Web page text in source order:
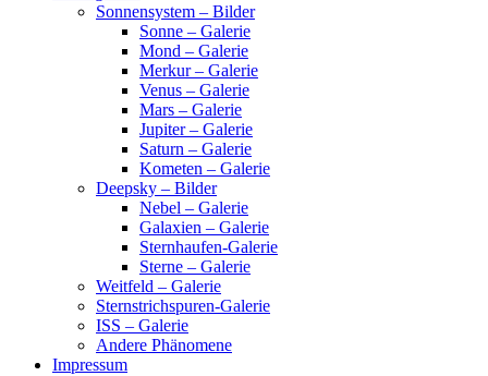
Sonnensystem – Bilder
Sonne – Galerie
Mond – Galerie
Merkur – Galerie
Venus – Galerie
Mars – Galerie
Jupiter – Galerie
Saturn – Galerie
Kometen – Galerie
Deepsky – Bilder
Nebel – Galerie
Galaxien – Galerie
Sternhaufen-Galerie
Sterne – Galerie
Weitfeld – Galerie
Sternstrichspuren-Galerie
ISS – Galerie
Andere Phänomene
Impressum